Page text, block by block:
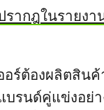
ากฎในรายงา
ร์ต้องผลิตสินค้
นด์คู่แข่งอย่าง